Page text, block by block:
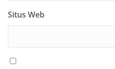
Situs Web